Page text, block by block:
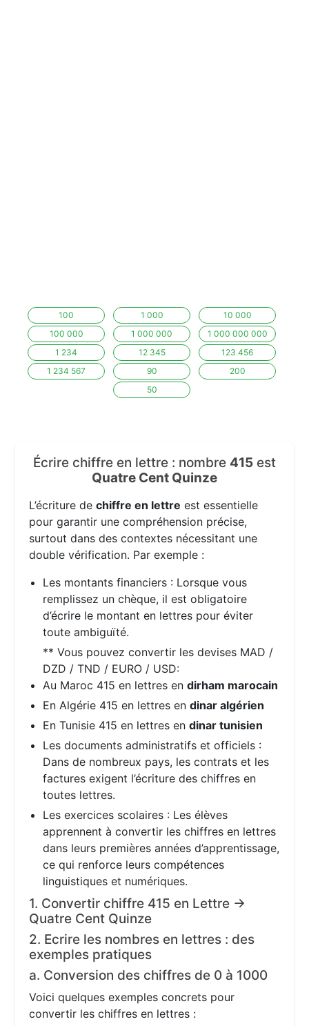
100 1 000
10 000
100 000
1 000 000
1 000 000 000
1 234
12 345
123 456
1 234 567
90
200
50
Écrire chiffre en lettre : nombre 415 est
Quatre Cent Quinze
L’écriture dechiffre en lettre est essentielle
pour garantir une compréhension précise,
surtout dans des contextes nécessitant une
double vérification. Par exemple :
Les montants financiers : Lorsque vous
remplissez un chèque, il est obligatoire
d’écrire le montant en lettres pour éviter
toute ambiguïté.
** Vous pouvez convertir les devises MAD /
DZD / TND / EURO / USD:
Au Maroc 415 en lettres endirham marocain
En Algérie 415 en lettres endinar algérien
En Tunisie 415 en lettres endinar tunisien
Les documents administratifs et officiels :
Dans de nombreux pays, les contrats et les
factures exigent l’écriture des chiffres en
toutes lettres.
Les exercices scolaires : Les élèves
apprennent à convertir les chiffres en lettres
dans leurs premières années d’apprentissage,
ce qui renforce leurs compétences
linguistiques et numériques.
1. Convertir chiffre 415 en Lettre →
Quatre Cent Quinze
2. Ecrire les nombres en lettres : des
exemples pratiques
a. Conversion des chiffres de 0 à 1000
Voici quelques exemples concrets pour
convertir les chiffres en lettres :